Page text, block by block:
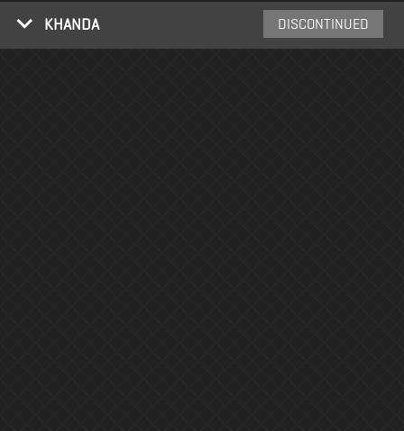
KHANDA DISCONTINUED